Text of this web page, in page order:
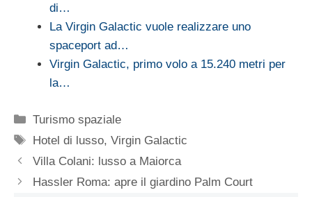
di…
La Virgin Galactic vuole realizzare uno
spaceport ad…
Virgin Galactic, primo volo a 15.240 metri per
la…
Categorie
Turismo spaziale
Tag
Hotel di lusso,Virgin Galactic
Villa Colani: lusso a Maiorca
Hassler Roma: apre il giardino Palm Court